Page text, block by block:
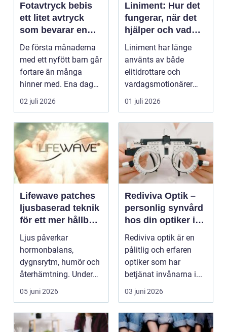
Fotavtryck bebis
ett litet avtryck
som bevarar en
stor stund
De första månaderna
med ett nyfött barn går
fortare än många
hinner med. Ena dagen
ryms hela foten i...
02 juli 2026
Liniment: Hur det
fungerar, när det
hjälper och vad
man bör tänka på
Liniment har länge
använts av både
elitidrottare och
vardagsmotionärer
för...
01 juli 2026
Lifewave patches
ljusbaserad teknik
för ett mer hållbart
välbefinnande
Ljus påverkar
hormonbalans,
dygnsrytm, humör och
återhämtning. Under
senare år har en ny typ
av prod...
05 juni 2026
Rediviva Optik –
personlig synvård
hos din optiker i
Uppsala
Rediviva optik är en
pålitlig och erfaren
optiker som har
betjänat invånarna i...
03 juni 2026